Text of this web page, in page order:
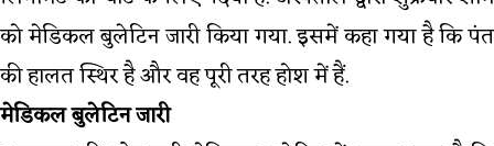
को मेडिकल बुलेटिन जारी किया गया. इसमें कहा गया है कि पंत
की हालत स्थिर है और वह पूरी तरह होश में हैं.
मेडिकल बुलेटिन जारी